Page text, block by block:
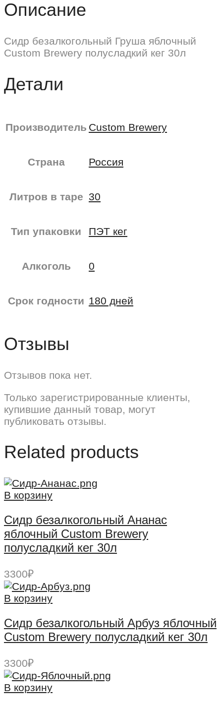
Описание
Сидр безалкогольный Груша яблочный
Custom Brewery полусладкий кег 30л
Детали
Производитель Custom Brewery
Страна Россия
Литров в таре 30
Тип упаковки ПЭТ кег
Алкоголь 0
Срок годности 180 дней
Отзывы
Отзывов пока нет.
Только зарегистрированные клиенты,
купившие данный товар, могут
публиковать отзывы.
Related products
В корзину
Сидр безалкогольный Ананас
яблочный Custom Brewery
полусладкий кег 30л
3300₽
В корзину
Сидр безалкогольный Арбуз яблочный
Custom Brewery полусладкий кег 30л
3300₽
В корзину